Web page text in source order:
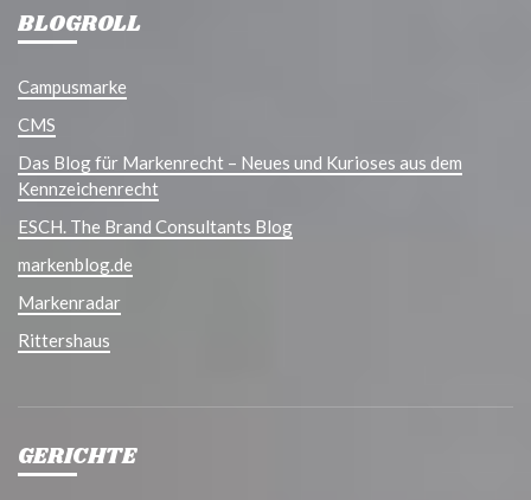
BLOGROLL
Campusmarke
CMS
Das Blog für Markenrecht – Neues und Kurioses aus dem
Kennzeichenrecht
ESCH. The Brand Consultants Blog
markenblog.de
Markenradar
Rittershaus
GERICHTE